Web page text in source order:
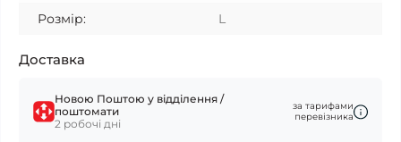
Розмір:
L
Доставка
Новою Поштою у відділення /
поштомати
2 робочі дні
за тарифами
перевізника